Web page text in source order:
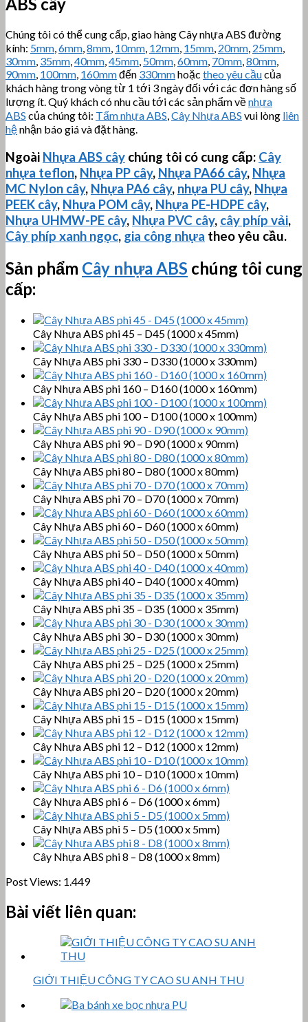
Chúng tôi có thể cung cấp, giao hàng Cây nhựa ABS đường
kính: 5mm,6mm,8mm, 10mm, 12mm, 15mm, 20mm, 25mm,
30mm, 35mm,40mm,45mm, 50mm,60mm, 70mm,80mm,
90mm, 100mm, 160mmđến 330mmhoặc theo yêu cầucủa
khách hàng trong vòng từ 1 tới 3 ngày đối với các đơn hàng số
lượng ít. Quý khách có nhu cầu tới các sản phẩm vềnhựa
ABS của chúng tôi: Tấm nhựa ABS,Cây Nhựa ABS vui lòng liên
hệnhận báo giá và đặt hàng.
Ngoài Nhựa ABS cây chúng tôi có cung cấp: Cây
nhựa teflon, Nhựa PP cây, Nhựa PA66 cây, Nhựa
MC Nylon cây, Nhựa PA6 cây, nhựa PU cây, Nhựa
PEEK cây, Nhựa POM cây, Nhựa PE-HDPE cây,
Nhựa UHMW-PE cây, Nhựa PVC cây, cây phíp vải,
Cây phíp xanh ngọc, gia công nhựa theo yêu cầu.
Sản phẩm Cây nhựa ABS chúng tôi cung
cấp:
Cây Nhựa ABS phi 45 – D45 (1000 x 45mm)
Cây Nhựa ABS phi 330 – D330 (1000 x 330mm)
Cây Nhựa ABS phi 160 – D160 (1000 x 160mm)
Cây Nhựa ABS phi 100 – D100 (1000 x 100mm)
Cây Nhựa ABS phi 90 – D90 (1000 x 90mm)
Cây Nhựa ABS phi 80 – D80 (1000 x 80mm)
Cây Nhựa ABS phi 70 – D70 (1000 x 70mm)
Cây Nhựa ABS phi 60 – D60 (1000 x 60mm)
Cây Nhựa ABS phi 50 – D50 (1000 x 50mm)
Cây Nhựa ABS phi 40 – D40 (1000 x 40mm)
Cây Nhựa ABS phi 35 – D35 (1000 x 35mm)
Cây Nhựa ABS phi 30 – D30 (1000 x 30mm)
Cây Nhựa ABS phi 25 – D25 (1000 x 25mm)
Cây Nhựa ABS phi 20 – D20 (1000 x 20mm)
Cây Nhựa ABS phi 15 – D15 (1000 x 15mm)
Cây Nhựa ABS phi 12 – D12 (1000 x 12mm)
Cây Nhựa ABS phi 10 – D10 (1000 x 10mm)
Cây Nhựa ABS phi 6 – D6 (1000 x 6mm)
Cây Nhựa ABS phi 5 – D5 (1000 x 5mm)
Cây Nhựa ABS phi 8 – D8 (1000 x 8mm)
Post Views: 1.449
Bài viết liên quan:
GIỚI THIỆU CÔNG TY CAO SU ANH THU